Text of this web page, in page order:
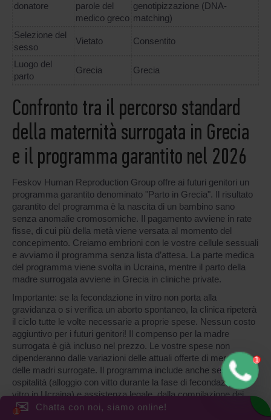
donatore
parole del
medico greco
genotipizzazione (DNA-
matching)
Selezione del
sesso
Vietato Consentito
Luogo del
parto
Grecia Grecia
Confronto tra il percorso standard
della maternità surrogata in Grecia
e il programma garantito nel 2026
Feskov Human Reproduction Group offre ai futuri genitori un
programma garantito denominato "Parto in Grecia". Il risultato
garantito del programma è la nascita di un bambino sano
senza anomalie cromosomiche. Il pagamento avviene in rate
fisse, di cui più della metà viene versata al momento del
concepimento. Creiamo embrioni con le vostre cellule sessuali
e avviamo il programma senza lista d’attesa. La parte medica
del programma viene svolta in Ucraina, mentre il parto della
madre surrogata avviene in Grecia in cliniche private.
Importante: se la fecondazione in vitro non porta alla
gravidanza o si verifica un aborto spontaneo, la clinica ripeterà
il ciclo tutte le volte necessarie a proprie spese. Nessun costo
aggiuntivo per i futuri genitori! Il compenso per la madre
surrogata è già incluso nel prezzo. Le vostre spese non
dipenderanno dalle variazioni delle attuali offerte di mercato
delle madri surrogate. Il programma include anche servizi di
ospitalità (alloggio con vitto durante la fase di fecondazione in
vitro in Ucraina) e assistenza legale, dalla compilazione dei
documenti per il bambino all'assistenza nell'ottenimento della
✉ Chatta con noi, siamo online!